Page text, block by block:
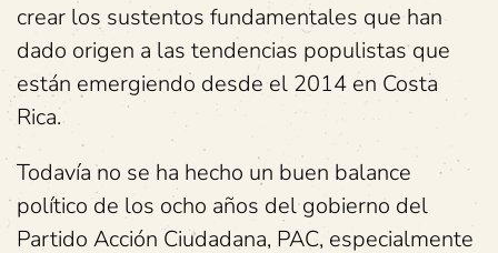
crear los sustentos fundamentales que han
dado origen a las tendencias populistas que
están emergiendo desde el 2014 en Costa
Rica.
Todavía no se ha hecho un buen balance
político de los ocho años del gobierno del
Partido Acción Ciudadana, PAC, especialmente